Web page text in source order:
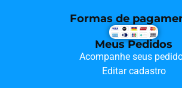
Formas de
Meus Pedidos
Acompanhe seus
Editar cadastro